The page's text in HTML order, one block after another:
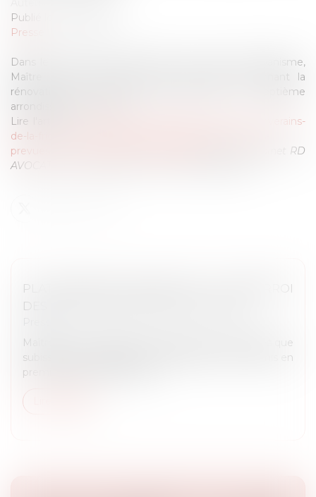
Publié le :
Presse
Dans le cadre de sa compétence en droit de l'urbanisme,
Maître Rémy DANDAN a été interrogé concernant la
rénovation de la friche Nexans dans le septième
arrondissement de Lyon.
Lire l'article :
https://www.lefigaro.fr/lyon/a-lyon-les-riverains-
de-la-friche-nexans-inquiets-de-la-hauteur-des-tours-
prevues-sous-leurs-fenetres-20230426
N.B. : Le cabinet RD
AVOCATS est compétent en droit de l’urbanisme.
PLATEFORME "MON MASTER" : LE DÉSARROI
DES ÉTUDIANTS SANS AFFECTATION
Maître Rémy DANDAN a pu rappeler les difficultés que
subissent les étudiants qui demandent à être admis en
première année de Master....